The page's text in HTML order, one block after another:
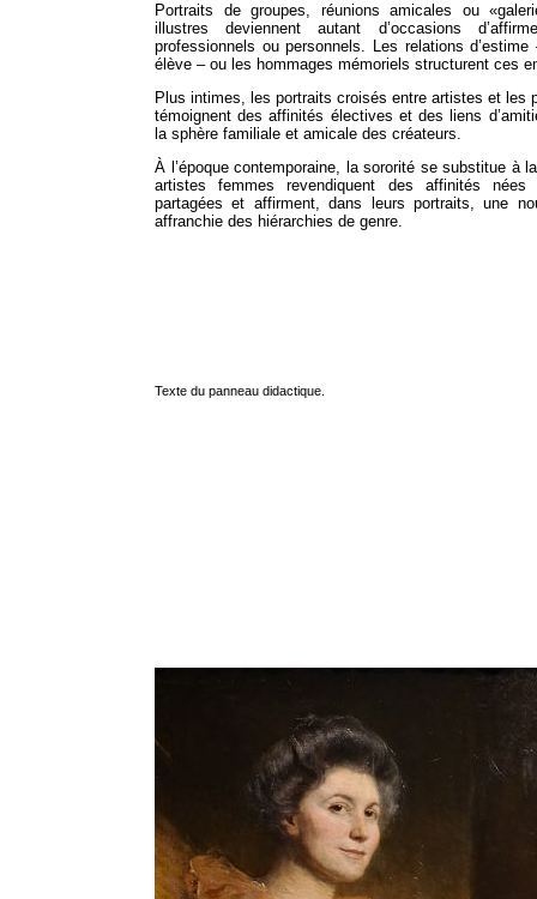
Portraits de groupes, réunions amicales ou
illustres deviennent autant d’occasions
professionnels ou personnels. Les relations
élève – ou les hommages mémoriels structurent ces
Plus intimes, les portraits croisés entre artistes et les
témoignent des affinités électives et des liens
la sphère familiale et amicale des créateurs.
À l’époque contemporaine, la sororité se substitue à
artistes femmes revendiquent des affinités nées
partagées et affirment, dans leurs portraits, une
affranchie des hiérarchies de genre.
Texte du panneau didactique.